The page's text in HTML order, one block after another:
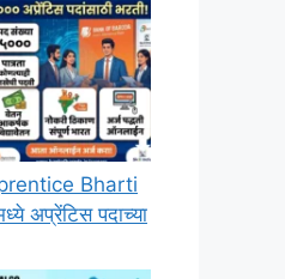
Bharti
अप्रेंटिस पदाच्या